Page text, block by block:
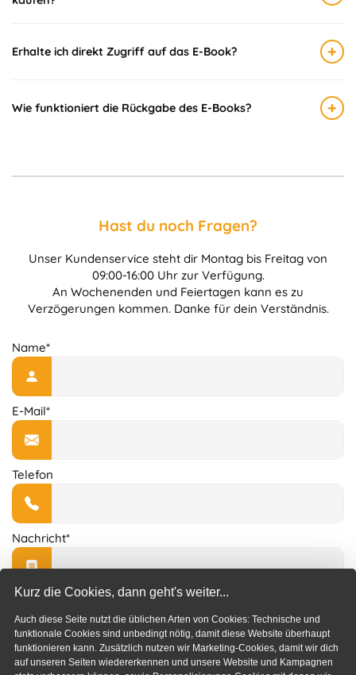
Kurz die Cookies, dann geht's weiter...
Auch diese Seite nutzt die üblichen Arten von Cookies: Technische und
funktionale Cookies sind unbedingt nötig, damit diese Website überhaupt
funktionieren kann. Zusätzlich nutzen wir Marketing-Cookies, damit wir dich
auf unseren Seiten wiedererkennen und unsere Website und Kampagnen
Erhalte ich direkt Zugriff auf das E-Book? +
Wie funktioniert die Rückgabe des E-Books? +
Hast du noch Fragen?
Unser Kundenservice steht dir Montag bis Freitag von
09:00-16:00 Uhr zur Verfügung.
An Wochenenden und Feiertagen kann es zu
Verzögerungen kommen. Danke für dein Verständnis.
Name*
E-Mail*
Telefon
Nachricht*
Absenden